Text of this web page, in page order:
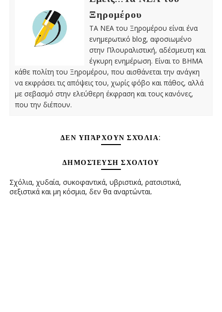
Ξηρομέρου
ΤΑ ΝΕΑ του Ξηρομέρου είναι ένα
ενημερωτικό blog, αφοσιωμένο
στην Πλουραλιστική, αδέσμευτη και
έγκυρη ενημέρωση. Είναι το ΒΗΜΑ
κάθε πολίτη του Ξηρομέρου, που αισθάνεται την ανάγκη
να εκφράσει τις απόψεις του, χωρίς φόβο και πάθος, αλλά
με σεβασμό στην ελεύθερη έκφραση και τους κανόνες,
που την διέπουν.
ΔΕΝ ΥΠΆΡΧΟΥΝ ΣΧΌΛΙΑ:
ΔΗΜΟΣΊΕΥΣΗ ΣΧΟΛΊΟΥ
Σχόλια, χυδαία, συκοφαντικά, υβριστικά, ρατσιστικά,
σεξιστικά και μη κόσμια, δεν θα αναρτώνται.